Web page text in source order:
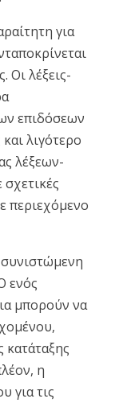
για
Οι λέξεις-
επιδόσεων
λιγότερο
λέξεων-
περιεχόμενο
συνιστώμενη
ενός
μπορούν να
κατάταξης
η
για τις